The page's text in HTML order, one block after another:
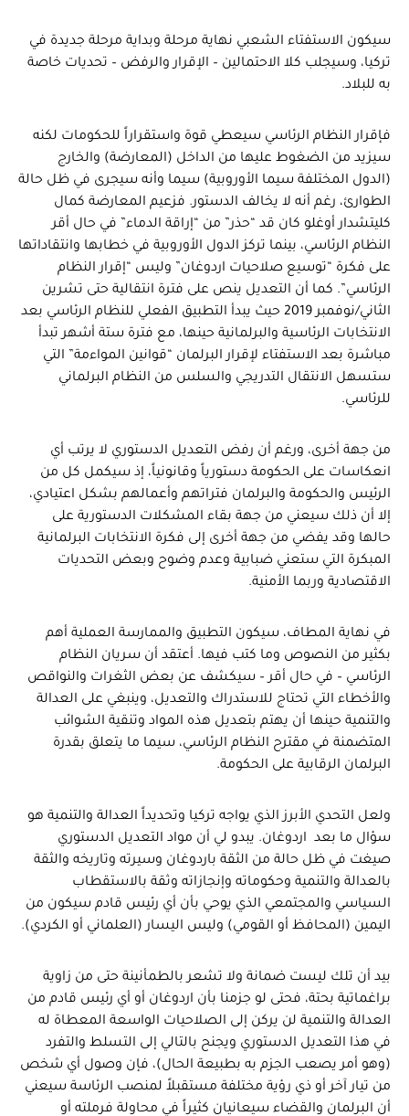
سيكون الاستفتاء الشعبي نهاية مرحلة وبداية مرحلة جديدة في
تركيا، وسيجلب كلا الاحتمالين – الإقرار والرفض – تحديات خاصة
به للبلاد.
فإقرار النظام الرئاسي سيعطي قوة واستقراراً للحكومات لكنه
سيزيد من الضغوط عليها من الداخل (المعارضة) والخارج
(الدول المختلفة سيما الأوروبية) سيما وأنه سيجرى في ظل حالة
الطوارئ، رغم أنه لا يخالف الدستور. فزعيم المعارضة كمال
كليتشدار أوغلو كان قد “حذر” من “إراقة الدماء” في حال أقر
النظام الرئاسي، بينما تركز الدول الأوروبية في خطابها وانتقاداتها
على فكرة “توسيع صلاحيات اردوغان” وليس “إقرار النظام
الرئاسي”. كما أن التعديل ينص على فترة انتقالية حتى تشرين
الثاني/نوفمبر 2019 حيث يبدأ التطبيق الفعلي للنظام الرئاسي بعد
الانتخابات الرئاسية والبرلمانية حينها، مع فترة ستة أشهر تبدأ
مباشرة بعد الاستفتاء لإقرار البرلمان “قوانين المواءمة” التي
ستسهل الانتقال التدريجي والسلس من النظام البرلماني
للرئاسي.
من جهة أخرى، ورغم أن رفض التعديل الدستوري لا يرتب أي
انعكاسات على الحكومة دستورياً وقانونياً، إذ سيكمل كل من
الرئيس والحكومة والبرلمان فتراتهم وأعمالهم بشكل اعتيادي،
إلا أن ذلك سيعني من جهة بقاء المشكلات الدستورية على
حالها وقد يفضي من جهة أخرى إلى فكرة الانتخابات البرلمانية
المبكرة التي ستعني ضبابية وعدم وضوح وبعض التحديات
الاقتصادية وربما الأمنية.
في نهاية المطاف، سيكون التطبيق والممارسة العملية أهم
بكثير من النصوص وما كتب فيها. أعتقد أن سريان النظام
الرئاسي – في حال أقر – سيكشف عن بعض الثغرات والنواقص
والأخطاء التي تحتاج للاستدراك والتعديل، وينبغي على العدالة
والتنمية حينها أن يهتم بتعديل هذه المواد وتنقية الشوائب
المتضمنة في مقترح النظام الرئاسي، سيما ما يتعلق بقدرة
البرلمان الرقابية على الحكومة.
ولعل التحدي الأبرز الذي يواجه تركيا وتحديداً العدالة والتنمية هو
سؤال ما بعد اردوغان. يبدو لي أن مواد التعديل الدستوري
صيغت في ظل حالة من الثقة باردوغان وسيرته وتاريخه والثقة
بالعدالة والتنمية وحكوماته وإنجازاته وثقة بالاستقطاب
السياسي والمجتمعي الذي يوحي بأن أي رئيس قادم سيكون من
اليمين (المحافظ أو القومي) وليس اليسار (العلماني أو الكردي).
بيد أن تلك ليست ضمانة ولا تشعر بالطمأنينة حتى من زاوية
براغماتية بحتة، فحتى لو جزمنا بأن اردوغان أو أي رئيس قادم من
العدالة والتنمية لن يركن إلى الصلاحيات الواسعة المعطاة له
في هذا التعديل الدستوري ويجنح بالتالي إلى التسلط والتفرد
(وهو أمر يصعب الجزم به بطبيعة الحال)، فإن وصول أي شخص
من تيار آخر أو ذي رؤية مختلفة مستقبلاً لمنصب الرئاسة سيعني
أن البرلمان والقضاء سيعانيان كثيراً في محاولة فرملته أو